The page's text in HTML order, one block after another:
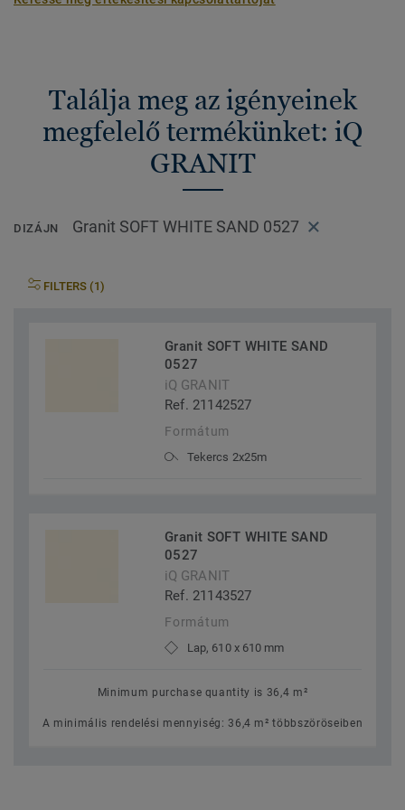
Találja meg az igényeinek
megfelelő termékünket: iQ
GRANIT
DIZÁJN Granit SOFT WHITE SAND 0527
FILTERS (1)
Granit SOFT WHITE SAND
0527
iQ GRANIT
Ref. 21142527
Formátum
Tekercs 2x25m
Granit SOFT WHITE SAND
0527
iQ GRANIT
Ref. 21143527
Formátum
Lap, 610 x 610 mm
Minimum purchase quantity is 36,4 m²
A minimális rendelési mennyiség: 36,4 m² többszöröseiben